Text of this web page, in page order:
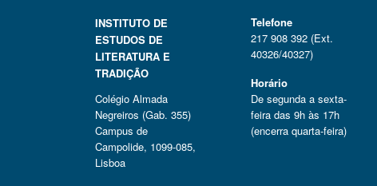
INSTITUTO DE
ESTUDOS DE
LITERATURA E
TRADIÇÃO
Colégio Almada
Negreiros (Gab. 355)
Campus de
Campolide, 1099-085,
Lisboa
Telefone
217 908 392 (Ext.
40326/40327)
Horário
De segunda a sexta-
feira das 9h às 17h
(encerra quarta-feira)